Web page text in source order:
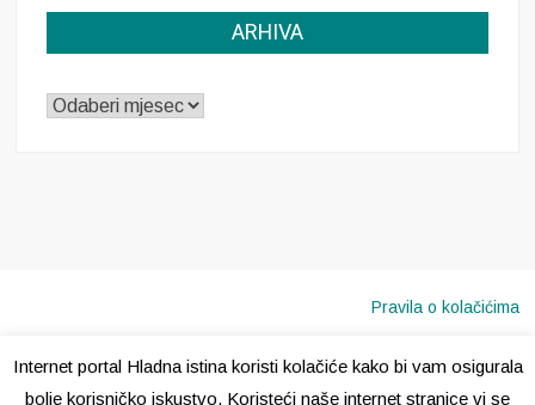
ARHIVA
ARHIVA
Pravila o kolačićima
Internet portal Hladna istina koristi kolačiće kako bi vam osigurala
bolje korisničko iskustvo. Koristeći naše internet stranice vi se
Copyright © 2020 · Sva prava pridržana · Hladna Istina